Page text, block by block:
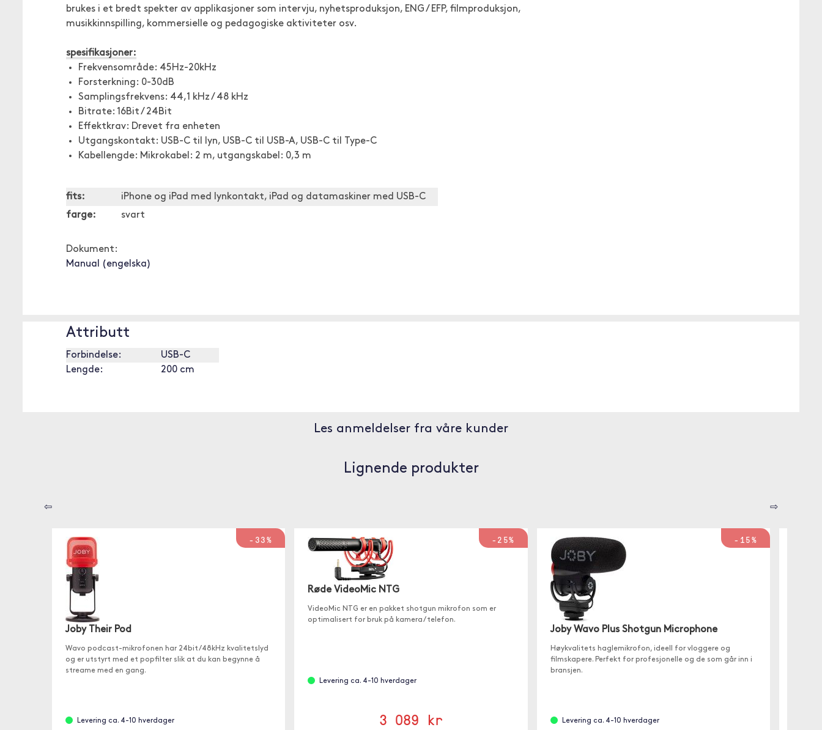
brukes i et bredt spekter av applikasjoner som intervju, nyhetsproduksjon, ENG / EFP, filmproduksjon,
musikkinnspilling, kommersielle og pedagogiske aktiviteter osv.
spesifikasjoner:
Frekvensområde: 45Hz-20kHz
Forsterkning: 0-30dB
Samplingsfrekvens: 44,1 kHz / 48 kHz
Bitrate: 16Bit / 24Bit
Effektkrav: Drevet fra enheten
Utgangskontakt: USB-C til lyn, USB-C til USB-A, USB-C til Type-C
Kabellengde: Mikrokabel: 2 m, utgangskabel: 0,3 m
fits:
iPhone og iPad med lynkontakt, iPad og datamaskiner med USB-C
farge:
svart
Dokument:
Manual (engelska)
Attributt
Forbindelse:
USB-C
Lengde:
200 cm
Les anmeldelser fra våre kunder
Lignende produkter
⇦ ⇨
-33%
Joby Their Pod
Wavo podcast-mikrofonen har 24bit/48kHz kvalitetslyd
og er utstyrt med et popfilter slik at du kan begynne å
streame med en gang.
Levering ca. 4-10 hverdager
-25%
Røde VideoMic NTG
VideoMic NTG er en pakket shotgun mikrofon som er
optimalisert for bruk på kamera / telefon.
Levering ca. 4-10 hverdager
3 089 kr
-15%
Joby Wavo Plus Shotgun Microphone
Høykvalitets haglemikrofon, ideell for vloggere og
filmskapere. Perfekt for profesjonelle og de som går inn i
bransjen.
Levering ca. 4-10 hverdager